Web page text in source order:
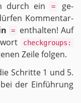
durch ein =
ge­
Kom­men­tar­
=
ent­hal­ten! Auf
checkgroups:
Zeile fol­gen.
Schrit­te 1 und 5.
bei der Ein­füh­rung